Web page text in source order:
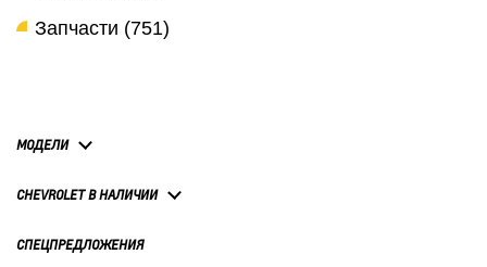
Запчасти (751)
МОДЕЛИ
CHEVROLET В НАЛИЧИИ
СПЕЦПРЕДЛОЖЕНИЯ